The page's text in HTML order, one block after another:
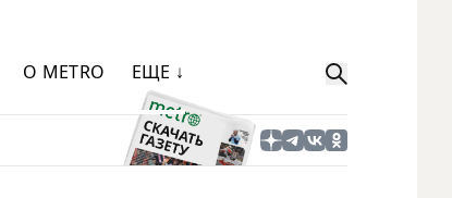
О METRO ЕЩЕ ↓